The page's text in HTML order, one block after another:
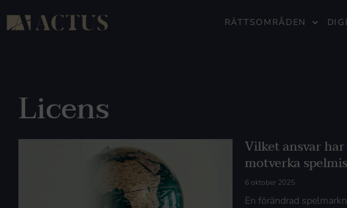
RÄTTSOMRÅDEN
Licens
Vilket ansvar
motverka
6 oktober 2025
En förändrad